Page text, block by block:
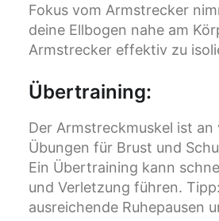
Fokus vom Armstrecker
deine Ellbogen nahe am
Armstrecker effektiv zu
Übertraining:
Der Armstreckmuskel ist an
Übungen für Brust und
Ein Übertraining kann
und Verletzung führen.
ausreichende Ruhepausen